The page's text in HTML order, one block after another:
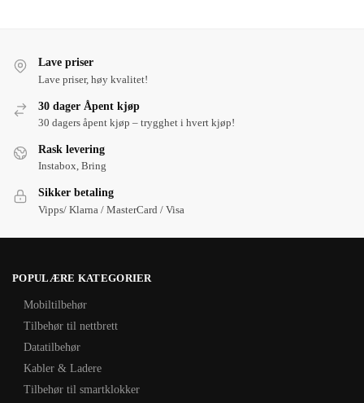
Lave priser
Lave priser, høy kvalitet!
30 dager Åpent kjøp
30 dagers åpent kjøp – trygghet i hvert kjøp!
Rask levering
Instabox, Bring
Sikker betaling
Vipps/ Klarna / MasterCard / Visa
POPULÆRE KATEGORIER
Mobiltilbehør
Tilbehør til nettbrett
Datatilbehør
Kabler & Ladere
Tilbehør til smartklokker